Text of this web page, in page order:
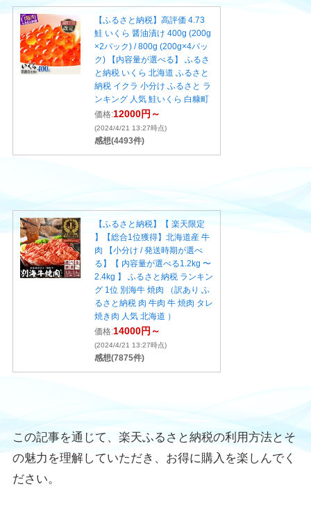
【ふるさと納税】高評価 4.73
鮭 いくら 醤油漬け 400g (200g
×2パック) / 800g (200g×4パッ
ク) 【内容量が選べる】 ふるさ
と納税 いくら 北海道 ふるさと
納税 イクラ 小分け ふるさと ラ
ンキング 人気 鮭いくら 白糠町
価格:12000円～
(2024/4/21 13:27時点)
感想(4493件)
【ふるさと納税】【 楽天限定
】【総合1位獲得】北海道産 牛
肉 【小分け / 発送時期が選べ
る】【 内容量が選べる1.2kg 〜
2.4kg 】 ふるさと納税 ランキン
グ 1位 別海牛 焼肉 （訳あり ふ
るさと納税 肉 牛肉 牛 焼肉 タレ
焼き肉 人気 北海道 ）
価格:14000円～
(2024/4/21 13:27時点)
感想(7875件)
この記事を通じて、楽天ふるさと納税の利用方法とそ
の魅力を理解していただき、お得に購入を楽しんでく
ださい。